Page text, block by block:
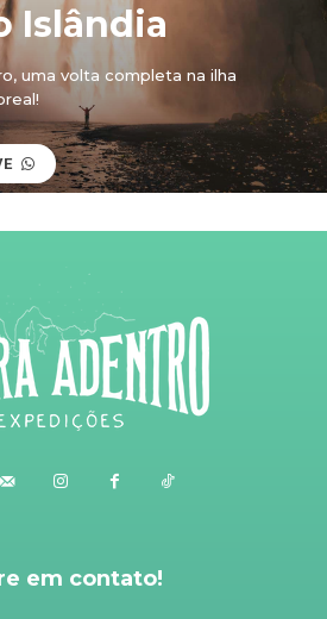
Islândia
uma volta completa na ilha
em contato!